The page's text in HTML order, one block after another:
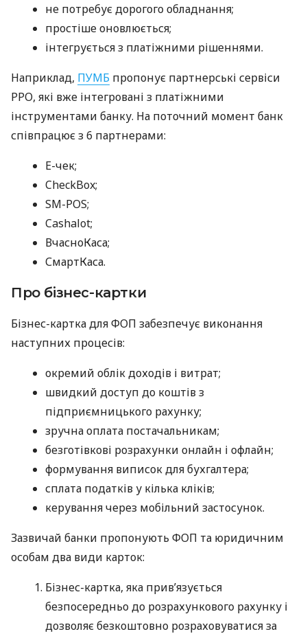
не потребує дорогого обладнання;
простіше оновлюється;
інтегрується з платіжними рішеннями.
Наприклад, ПУМБ пропонує партнерські сервіси
РРО, які вже інтегровані з платіжними
інструментами банку. На поточний момент банк
співпрацює з 6 партнерами:
E-чек;
CheckBox;
SM-POS;
Cashalot;
ВчасноКаса;
СмартКаса.
Про бізнес-картки
Бізнес-картка для ФОП забезпечує виконання
наступних процесів:
окремий облік доходів і витрат;
швидкий доступ до коштів з
підприємницького рахунку;
зручна оплата постачальникам;
безготівкові розрахунки онлайн і офлайн;
формування виписок для бухгалтера;
сплата податків у кілька кліків;
керування через мобільний застосунок.
Зазвичай банки пропонують ФОП та юридичним
особам два види карток:
Бізнес-картка, яка прив’язується
безпосередньо до розрахункового рахунку і
дозволяє безкоштовно розраховуватися за